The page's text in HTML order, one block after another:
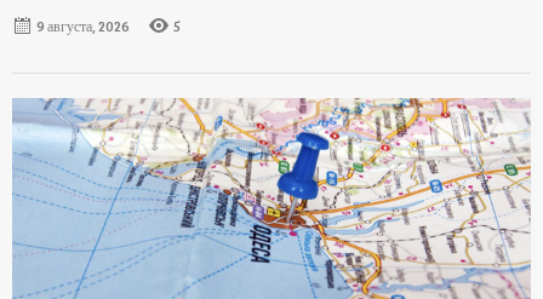
9 августа, 2026
5